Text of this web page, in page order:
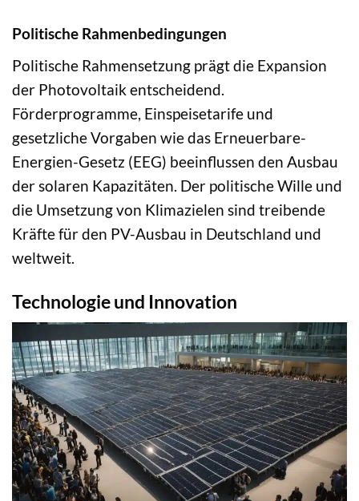
Politische Rahmenbedingungen
Politische Rahmensetzung prägt die Expansion
der Photovoltaik entscheidend.
Förderprogramme, Einspeisetarife und
gesetzliche Vorgaben wie das Erneuerbare-
Energien-Gesetz (EEG) beeinflussen den Ausbau
der solaren Kapazitäten. Der politische Wille und
die Umsetzung von Klimazielen sind treibende
Kräfte für den PV-Ausbau in Deutschland und
weltweit.
Technologie und Innovation